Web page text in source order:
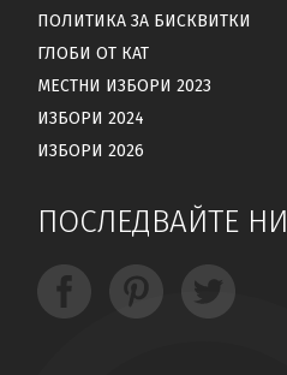
ПОЛИТИКА ЗА БИСКВИТКИ
ГЛОБИ ОТ КАТ
МЕСТНИ ИЗБОРИ 2023
ИЗБОРИ 2024
ИЗБОРИ 2026
ПОСЛЕДВАЙТЕ НИ